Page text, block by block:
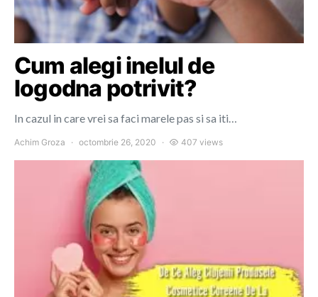
Cum alegi inelul de
logodna potrivit?
In cazul in care vrei sa faci marele pas si sa iti…
Achim Groza octombrie 26, 2020 407 views